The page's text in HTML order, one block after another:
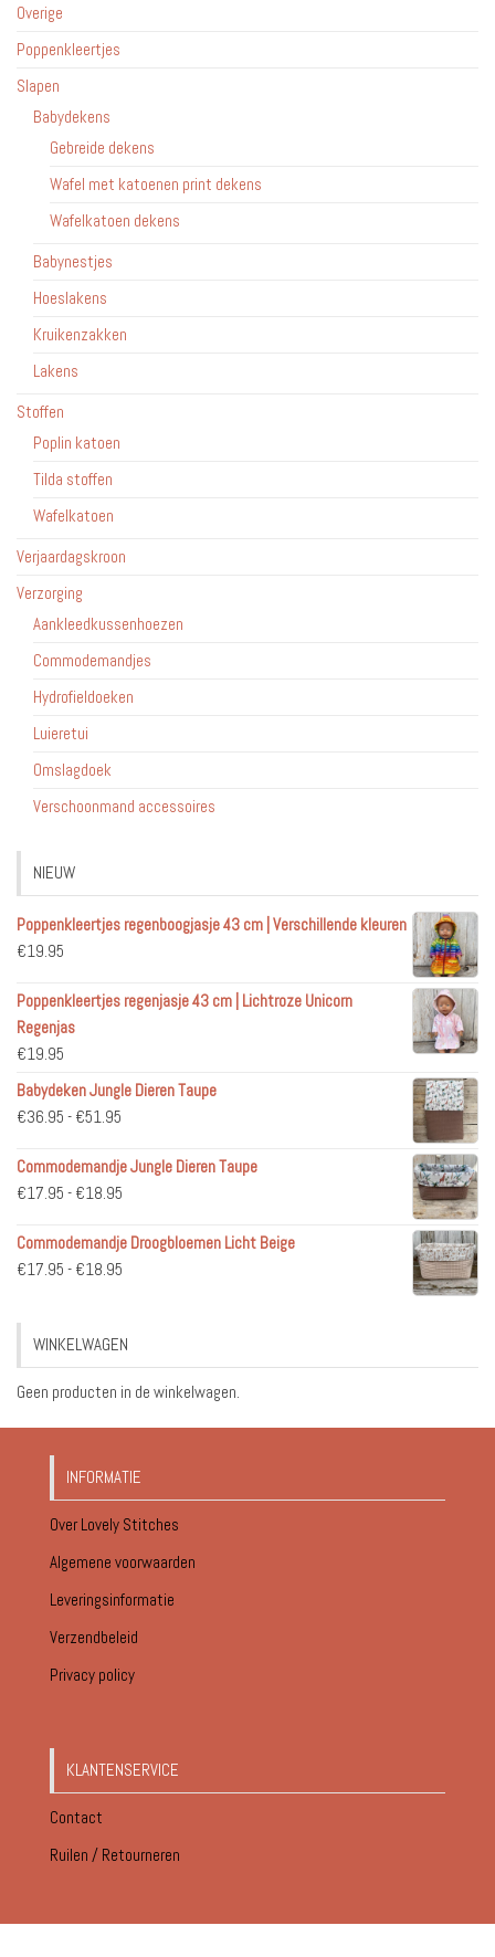
Overige
Poppenkleertjes
Slapen
Babydekens
Gebreide dekens
Wafel met katoenen print dekens
Wafelkatoen dekens
Babynestjes
Hoeslakens
Kruikenzakken
Lakens
Stoffen
Poplin katoen
Tilda stoffen
Wafelkatoen
Verjaardagskroon
Verzorging
Aankleedkussenhoezen
Commodemandjes
Hydrofieldoeken
Luieretui
Omslagdoek
Verschoonmand accessoires
NIEUW
Poppenkleertjes regenboogjasje 43 cm | Verschillende kleuren
€19.95
Poppenkleertjes regenjasje 43 cm | Lichtroze Unicorn
Regenjas
€19.95
Babydeken Jungle Dieren Taupe
€36.95 - €51.95
tot
€51.95
Commodemandje Jungle Dieren Taupe
€17.95 - €18.95
tot
Commodemandje Droogbloemen Licht Beige
€17.95 - €18.95
€18.95
WINKELWAGEN
Geen producten in de winkelwagen.
INFORMATIE
Over Lovely Stitches
Algemene voorwaarden
Leveringsinformatie
Verzendbeleid
Privacy policy
KLANTENSERVICE
Contact
Ruilen / Retourneren